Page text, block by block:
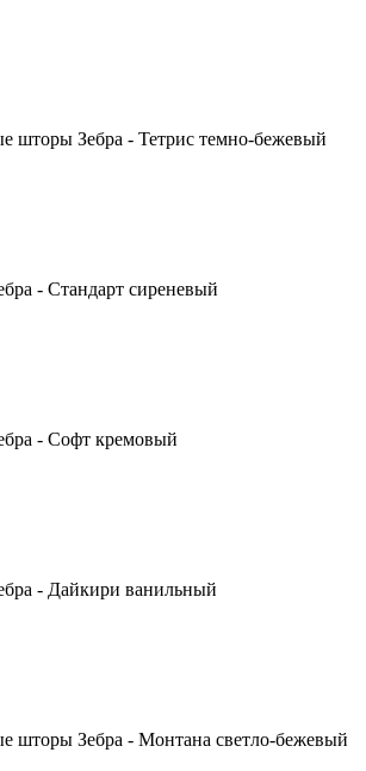
шторы Зебра - Тетрис темно-бежевый
- Стандарт сиреневый
- Софт кремовый
- Дайкири ванильный
шторы Зебра - Монтана светло-бежевый